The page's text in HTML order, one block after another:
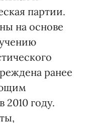
партии.
на основе
ранее
2010 году.